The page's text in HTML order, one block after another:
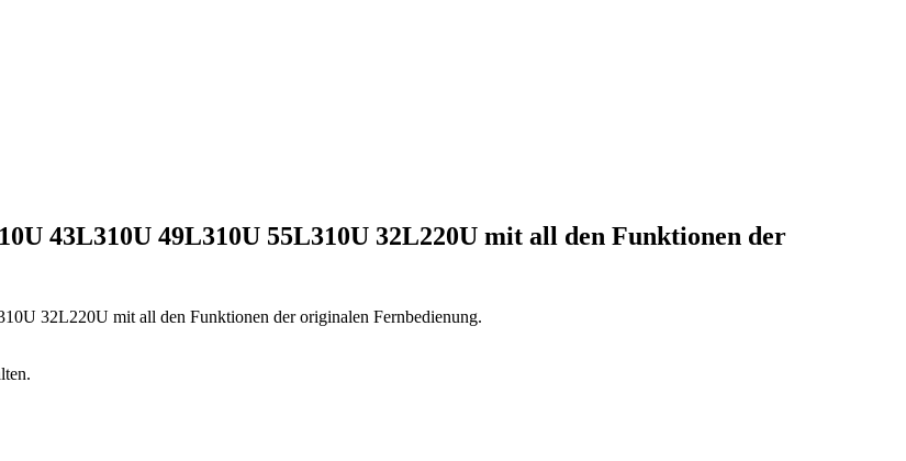
43L310U 49L310U 55L310U 32L220U mit all den Funktionen der
32L220U mit all den Funktionen der originalen Fernbedienung.